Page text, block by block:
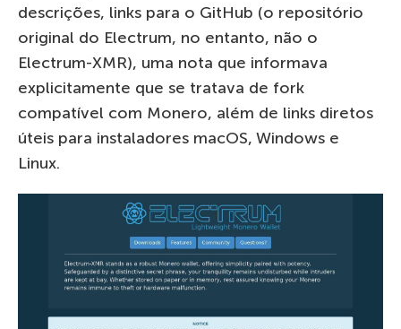
descrições, links para o GitHub (o repositório
original do Electrum, no entanto, não o
Electrum-XMR), uma nota que informava
explicitamente que se tratava de fork
compatível com Monero, além de links diretos
úteis para instaladores macOS, Windows e
Linux.